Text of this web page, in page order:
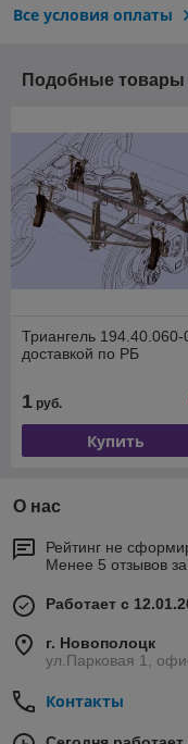
Все условия оплаты
Подобные товары
Триангель 194.40.060-
доставкой по РБ
1 руб.
Купить
О нас
Рейтинг не
Менее 5 отзывов
Работает с
г. Новополоцк
ул.Парковая 1,
Контакты